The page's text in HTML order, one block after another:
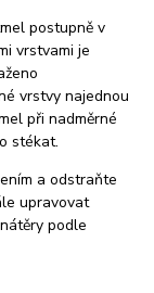
postupně v
vrstvami je
vrstvy najednou
při nadměrné
stékat.
a odstraňte
upravovat
podle